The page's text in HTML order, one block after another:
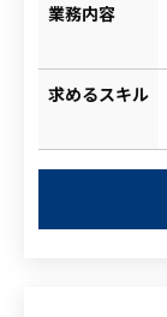
業務内容
求めるスキル